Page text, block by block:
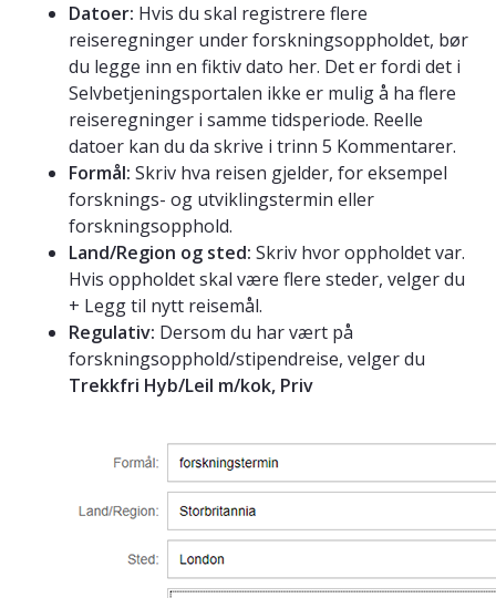
Datoer: Hvis du skal registrere flere
reiseregninger under forskningsoppholdet, bør
du legge inn en fiktiv dato her. Det er fordi det i
Selvbetjeningsportalen ikke er mulig å ha flere
reiseregninger i samme tidsperiode. Reelle
datoer kan du da skrive i trinn 5 Kommentarer.
Formål: Skriv hva reisen gjelder, for eksempel
forsknings- og utviklingstermin eller
forskningsopphold.
Land/Region og sted: Skriv hvor oppholdet var.
Hvis oppholdet skal være flere steder, velger du
+ Legg til nytt reisemål.
Regulativ: Dersom du har vært på
forskningsopphold/stipendreise, velger du
Trekkfri Hyb/Leil m/kok, Priv